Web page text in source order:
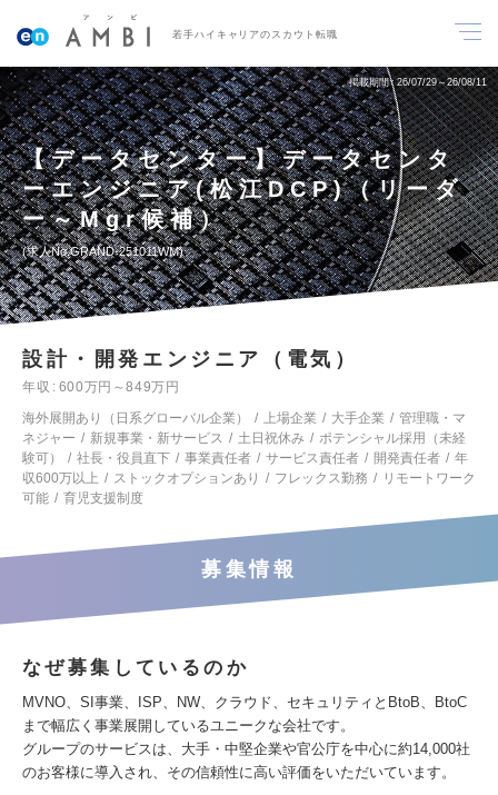
若手ハイキャリアのスカウト転職
掲載期間 26/07/29～26/08/11
【データセンター】データセンタ
ーエンジニア(松江DCP)（リーダ
ー～Mgr候補）
求人No.GRAND-251011WM
設計・開発エンジニア（電気）
年収
600万円～849万円
海外展開あり（日系グローバル企業）
上場企業 大手企業
管理職・マ
ネジャー
新規事業・新サービス 土日祝休み
ポテンシャル採用（未経
験可）
社長・役員直下 事業責任者 サービス責任者 開発責任者
年
収600万以上
ストックオプションあり フレックス勤務
リモートワーク
可能
育児支援制度
募集情報
なぜ募集しているのか
MVNO、SI事業、ISP、NW、クラウド、セキュリティとBtoB、BtoC
まで幅広く事業展開しているユニークな会社です。
グループのサービスは、大手・中堅企業や官公庁を中心に約14,000社
のお客様に導入され、その信頼性に高い評価をいただいています。